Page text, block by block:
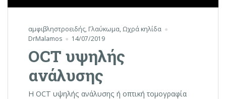
αμφιβληστροειδής, Γλαύκωμα,Ωχρά κηλίδα
DrMalamos
14/07/2019
OCT υψηλής
ανάλυσης
Η OCT υψηλής ανάλυσης ή οπτική τομογραφία